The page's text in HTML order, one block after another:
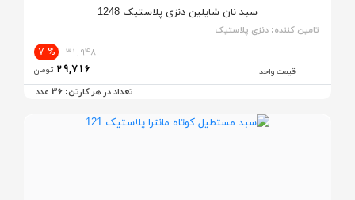
سبد نان شایلین دنزی پلاستیک 1248
تامین کننده: دنزی پلاستیک
قیمت واحد
31,948
% 7
29,716 تومان
تعداد در هر کارتن: 36 عدد